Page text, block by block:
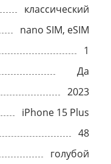
классический
nano SIM, eSIM
1
Да
2023
iPhone 15 Plus
48
голубой